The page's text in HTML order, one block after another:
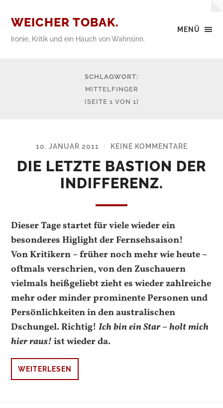
MENÜ
WEICHER TOBAK.
Ironie, Kritik und ein Hauch von Wahnsinn.
SCHLAGWORT:
MITTELFINGER
(SEITE 1 VON 1)
10. JANUAR 2011 / KEINE KOMMENTARE
DIE LETZTE BASTION DER
INDIFFERENZ.
Dieser Tage startet für viele wieder ein
besonderes Higlight der Fernsehsaison!
Von Kritikern – früher noch mehr wie heute –
oftmals verschrien, von den Zuschauern
vielmals heißgeliebt zieht es wieder zahlreiche
mehr oder minder prominente Personen und
Persönlichkeiten in den australischen
Dschungel. Richtig!Ich bin ein Star – holt mich
hier raus!ist wieder da.
WEITERLESEN